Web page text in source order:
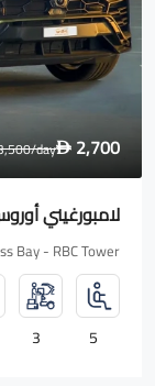
D 1,600
/day
رولز رويس Wraith
Bay - RBC Tower
4
2